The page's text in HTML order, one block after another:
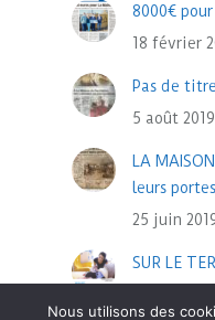
8000€
18 février
Pas de titre
5 août 2019
LA
leurs portes
25 juin
SUR LE
Nous utilisons des